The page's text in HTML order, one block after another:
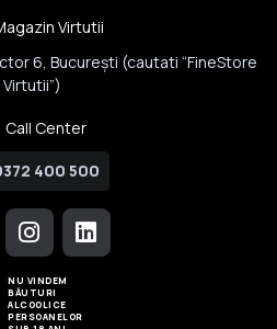
Virtutii
6, București (cautati “FineStore
Virtutii”)
Call Center
400 500
NU VINDEM
BĂUTURI
ALCOOLICE
PERSOANELOR